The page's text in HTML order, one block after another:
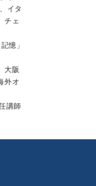
イタ
チェ
憶」
大阪
外オ
講師